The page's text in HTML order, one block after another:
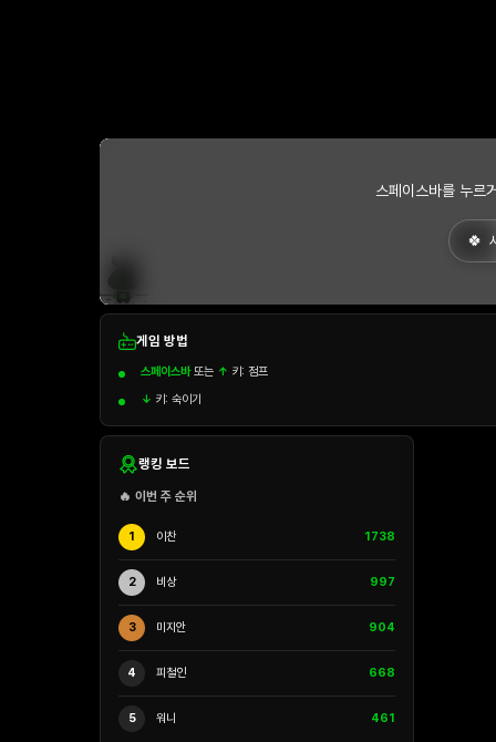
스페이스바를 누르
게임 방법
스페이스바또는 ↑ 키: 점프
↓ 키: 숙이기
랭킹 보드
🔥 이번 주 순위
1 이찬 1738
2 비상 997
3 미지안 904
4 피철인 668
5 워니 461